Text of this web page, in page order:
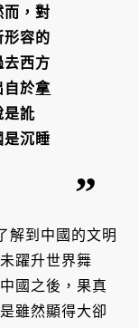
而，對
形容的
去西方
自於拿
是訛
是沉睡
解到中國的文明
躍升世界舞
國之後，果真
雖然顯得大卻